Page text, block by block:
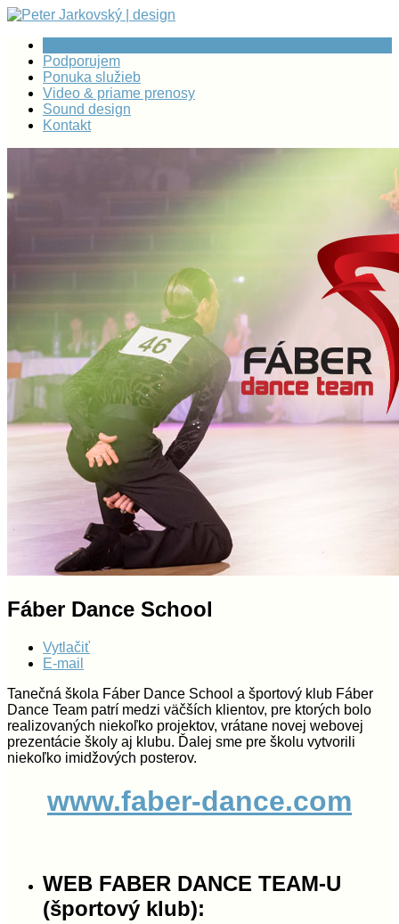
Podporujem
Ponuka služieb
Video & priame prenosy
Sound design
Kontakt
Fáber Dance School
Vytlačiť
E-mail
Tanečná škola Fáber Dance School a športový klub Fáber
Dance Team patrí medzi väčších klientov, pre ktorých bolo
realizovaných niekoľko projektov, vrátane novej webovej
prezentácie školy aj klubu. Ďalej sme pre školu vytvorili
niekoľko imidžových posterov.
www.faber-dance.com
WEB FABER DANCE TEAM-U
(športový klub):